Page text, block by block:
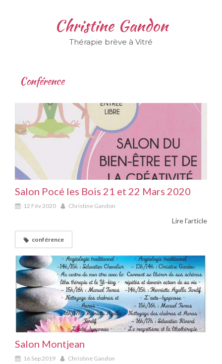
Christine Gandon
Thérapie brève à Vitré
Conférence
Salon Pocé les Bois 21 et 22 Mars 2020
12 Fév 2020 Christine Gandon
Lire l'article
conférence
Salon Montjean
16 Sep 2019 Christine Gandon